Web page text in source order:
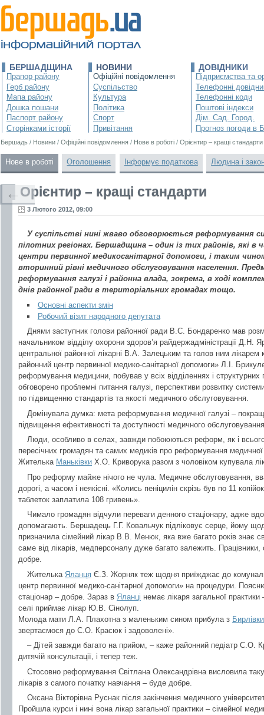
БЕРШАДЩИНА
Прапор району
Герб району
Мапа району
Дошка пошани
Паспорт району
Сторінками історії
НОВИНИ
Офіційні повідомлення
Суспільство
Культура
Політика
Спорт
Привітання
ДОВІДНИКИ
Підприємства та
Телефонні
Телефонні коди
Поштові індекси
Дім. Сад. Город.
Прогноз погоди в
Бершадь / Новини / Офіційні повідомлення / Нове в роботі / Орієнтир – кращі стандарти
Нове в роботі Оголошення Інформує податкова Людина і
Орієнтир – кращі стандарти
3 Лютого 2012, 09:00
У суспільстві нині жваво обговорюється реформування
пілотних регіонах. Бершадщина – один із тих районів, які в
центри первинної медикосанітарної допомоги, і таким
вторинний рівні медичного обслуговування населення.
реформування галузі і районна влада, зокрема, в ході
днів районної ради в територіальних громадах тощо.
Основні аспекти змін
Робочий візит народного депутата
Днями заступник голови районної ради В.С. Бондаренко мав
начальником відділу охорони здоров’я райдержадміністрації Д.Н.
центральної районної лікарні В.А. Залецьким та голов ним
районний центр первинної медико-санітарної допомоги» Л.І.
реформування медицини, побував у всіх відділеннях і структурних
обговорено проблемні питання галузі, перспективи розвитку
по підвищенню стандартів та якості медичного обслуговування.
Домінувала думка: мета реформування медичної галузі –
підвищення ефективності та доступності медичного
Люди, особливо в селах, завжди побоюються реформ, як і
пересічних громадян та самих медиків про реформування медичної
Жителька Маньківки Х.О. Криворука разом з чоловіком купувала
Про реформу майже нічого не чула. Медичне обслуговування,
дорогі, а часом і неякісні. «Колись пеніцилін скрізь був по 11
таблеток заплатила 108 гривень».
Чимало громадян відчули переваги денного стаціонару, адже
допомагають. Бершадець Г.Г. Ковальчук підліковує серце, йому
призначила сімейний лікар В.В. Менюк, яка вже багато років знає
саме від лікарів, медперсоналу дуже багато залежить.
добре.
Жителька Яланця Є.З. Жорняк теж щодня приїжджає до
центр первинної медико-санітарної допомоги» на процедури.
стаціонар – добре. Зараз в Яланці немає лікаря загальної
селі приймає лікар Ю.В. Сінолуп.
Молода мати Л.А. Плахотна з маленьким сином прибула з Бирлівки
звертаємося до С.О. Красюк і задоволені».
– Дітей завжди багато на прийом, – каже районний педіатр С.О.
дитячій консультації, і тепер теж.
Стосовно реформування Світлана Олександрівна висловила
лікарів з самого початку навчання – буде добре.
Оксана Вікторівна Руснак після закінчення медичного
Пройшла курси і нині вона лікар загальної практики – сімейної
←